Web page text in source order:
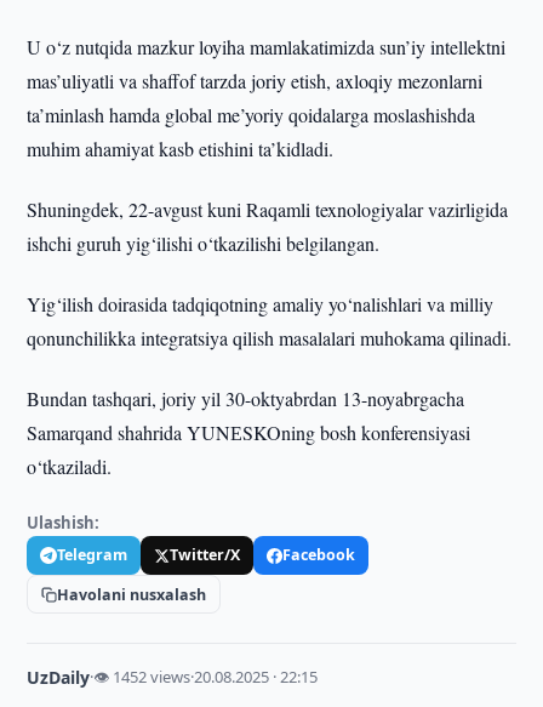
U o‘z nutqida mazkur loyiha mamlakatimizda sun’iy intellektni
mas’uliyatli va shaffof tarzda joriy etish, axloqiy mezonlarni
ta’minlash hamda global me’yoriy qoidalarga moslashishda
muhim ahamiyat kasb etishini ta’kidladi.
Shuningdek, 22-avgust kuni Raqamli texnologiyalar vazirligida
ishchi guruh yig‘ilishi o‘tkazilishi belgilangan.
Yig‘ilish doirasida tadqiqotning amaliy yo‘nalishlari va milliy
qonunchilikka integratsiya qilish masalalari muhokama qilinadi.
Bundan tashqari, joriy yil 30-oktyabrdan 13-noyabrgacha
Samarqand shahrida YUNЕSKOning bosh konferensiyasi
o‘tkaziladi.
Ulashish:
Telegram Twitter/X
Facebook
Havolani nusxalash
UzDaily·👁 1452 views·20.08.2025 · 22:15